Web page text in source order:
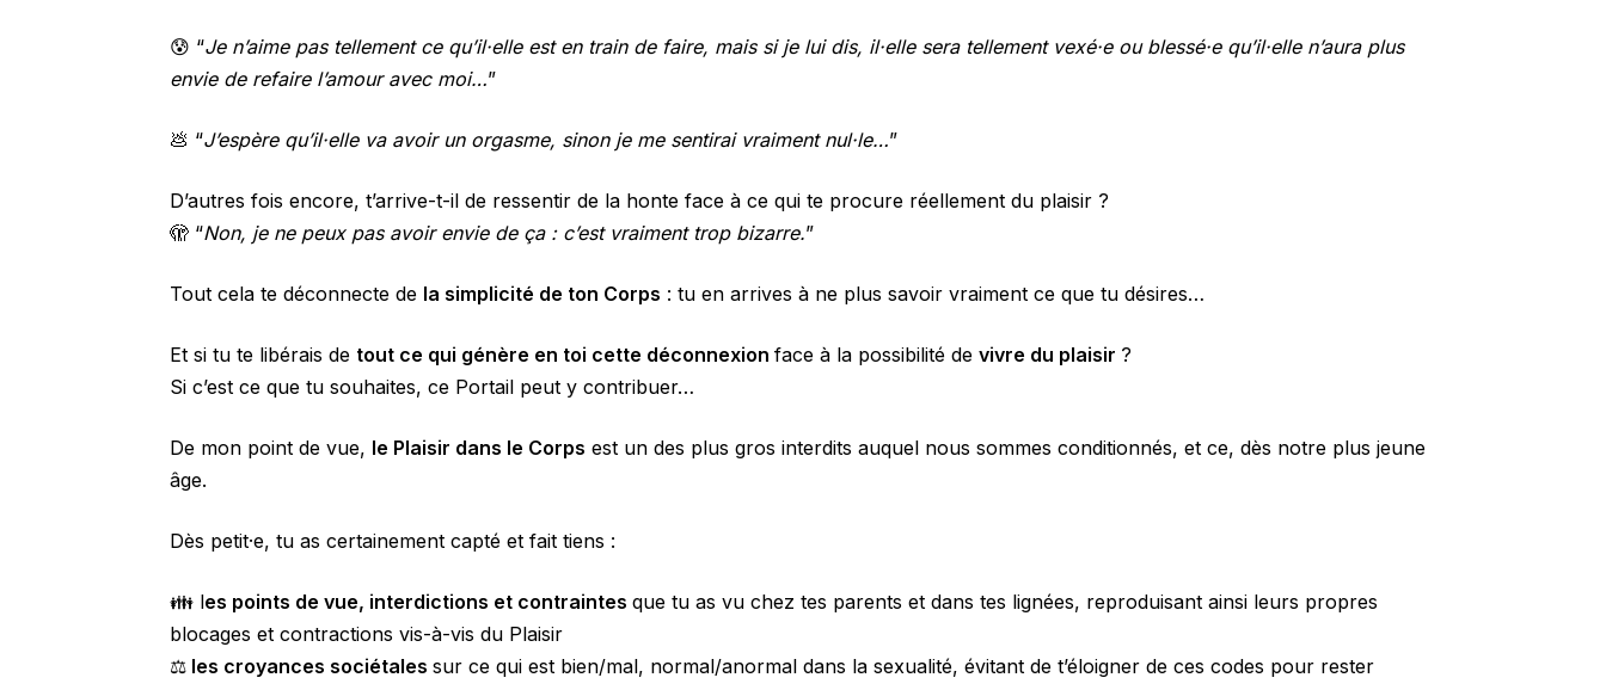
😰 “Je n’aime pas tellement ce qu’il·elle est en train de faire, mais si je lui dis, il·elle sera tellement vexé·e ou blessé·e qu’il·elle n’aura plus
envie de refaire l’amour avec moi…”
💩 “J’espère qu’il·elle va avoir un orgasme, sinon je me sentirai vraiment nul·le…”
D’autres fois encore, t’arrive-t-il de ressentir de la honte face à ce qui te procure réellement du plaisir ?
🫣 “Non, je ne peux pas avoir envie de ça : c’est vraiment trop bizarre.”
Tout cela te déconnecte de la simplicité de ton Corps : tu en arrives à ne plus savoir vraiment ce que tu désires…
Et si tu te libérais de tout ce qui génère en toi cette déconnexion face à la possibilité de vivre du plaisir ?
Si c’est ce que tu souhaites, ce Portail peut y contribuer…
De mon point de vue, le Plaisir dans le Corps est un des plus gros interdits auquel nous sommes conditionnés, et ce, dès notre plus jeune
âge.
Dès petit·e, tu as certainement capté et fait tiens :
👪 les points de vue, interdictions et contraintes que tu as vu chez tes parents et dans tes lignées, reproduisant ainsi leurs propres
blocages et contractions vis-à-vis du Plaisir
⚖️ les croyances sociétales sur ce qui est bien/mal, normal/anormal dans la sexualité, évitant de t’éloigner de ces codes pour rester